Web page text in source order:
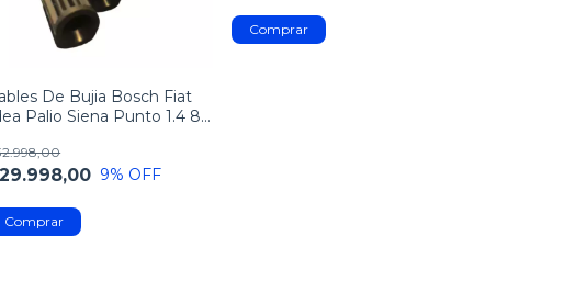
De Bujia Bosch Fiat
Palio Siena Punto 1.4 8
9% OFF